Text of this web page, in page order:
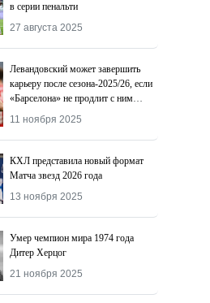
в серии пенальти
27 августа 2025
Левандовский может завершить
карьеру после сезона-2025/26, если
«Барселона» не продлит с ним
контракт
11 ноября 2025
КХЛ представила новый формат
Матча звезд 2026 года
13 ноября 2025
Умер чемпион мира 1974 года
Дитер Херцог
21 ноября 2025